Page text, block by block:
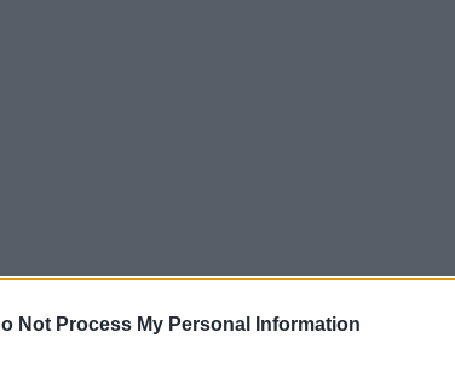
Not Process My Personal Information
estación de tren de de media y larga distancia de